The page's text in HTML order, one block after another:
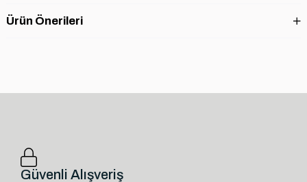
Ürün Önerileri
Güvenli Alışveriş